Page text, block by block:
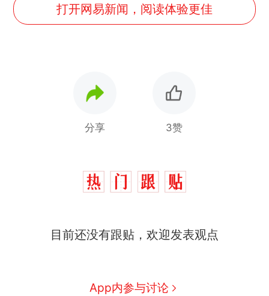
打开网易新闻，阅读体验更佳
分享 3赞
目前还没有跟贴，欢迎发表观点
App内参与讨论
人生
新 搬家报价570元，搬到楼下